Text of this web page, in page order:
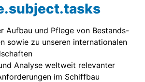
Aufbau und Pflege von Bestands-
sowie zu unseren internationalen
Analyse weltweit relevanter
im Schiffbau